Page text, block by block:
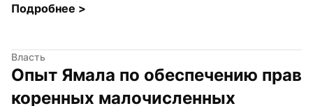
Подробнее >
Власть
Опыт Ямала по обеспечению прав
коренных малочисленных